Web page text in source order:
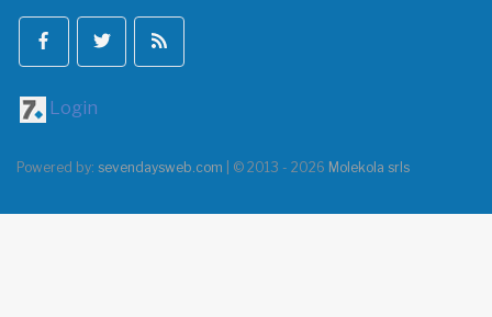
Login
Powered by: sevendaysweb.com | © 2013 - 2026 Molekola srls